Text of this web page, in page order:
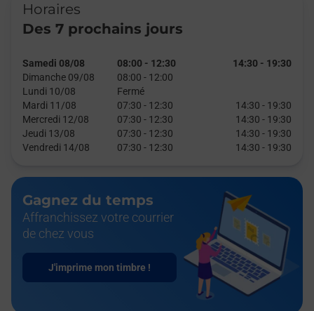
Horaires
Des 7 prochains jours
Samedi 08/08 08:00 - 12:30 14:30 - 19:30
Dimanche 09/08
08:00 - 12:00
Lundi 10/08
Fermé
Mardi 11/08
07:30 - 12:30 14:30 - 19:30
Mercredi 12/08
07:30 - 12:30 14:30 - 19:30
Jeudi 13/08
07:30 - 12:30 14:30 - 19:30
Vendredi 14/08
07:30 - 12:30 14:30 - 19:30
Gagnez du temps
Affranchissez votre courrier
de chez vous
J'imprime mon timbre !